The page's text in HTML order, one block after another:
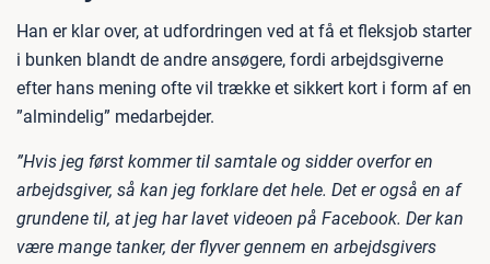
Han er klar over, at udfordringen ved at få et fleksjob starter
i bunken blandt de andre ansøgere, fordi arbejdsgiverne
efter hans mening ofte vil trække et sikkert kort i form af en
”almindelig” medarbejder.
”Hvis jeg først kommer til samtale og sidder overfor en
arbejdsgiver, så kan jeg forklare det hele. Det er også en af
grundene til, at jeg har lavet videoen på Facebook. Der kan
være mange tanker, der flyver gennem en arbejdsgivers